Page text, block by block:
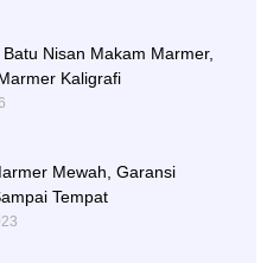
Nisan Makam Marmer,
Kaligrafi
Mewah, Garansi
Tempat